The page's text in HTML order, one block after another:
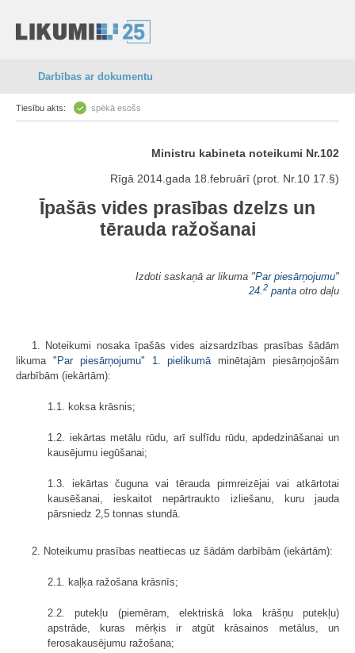
Darbības ar dokumentu
Tiesību akts: spēkā esošs
Ministru kabineta noteikumi Nr.102
Rīgā 2014.gada 18.februārī (prot. Nr.10 17.§)
Īpašās vides prasības dzelzs un
tērauda ražošanai
Izdoti saskaņā ar likuma "Par piesārņojumu"
24.2 panta otro daļu
1. Noteikumi nosaka īpašās vides aizsardzības prasības šādām
likuma " Par piesārņojumu" 1. pielikumā minētajām piesārņojošām
darbībām (iekārtām):
1.1. koksa krāsnis;
1.2. iekārtas metālu rūdu, arī sulfīdu rūdu, apdedzināšanai un
kausējumu iegūšanai;
1.3. iekārtas čuguna vai tērauda pirmreizējai vai atkārtotai
kausēšanai, ieskaitot nepārtraukto izliešanu, kuru jauda
pārsniedz 2,5 tonnas stundā.
2. Noteikumu prasības neattiecas uz šādām darbībām (iekārtām):
2.1. kaļķa ražošana krāsnīs;
2.2. putekļu (piemēram, elektriskā loka krāšņu putekļu)
apstrāde, kuras mērķis ir atgūt krāsainos metālus, un
ferosakausējumu ražošana;